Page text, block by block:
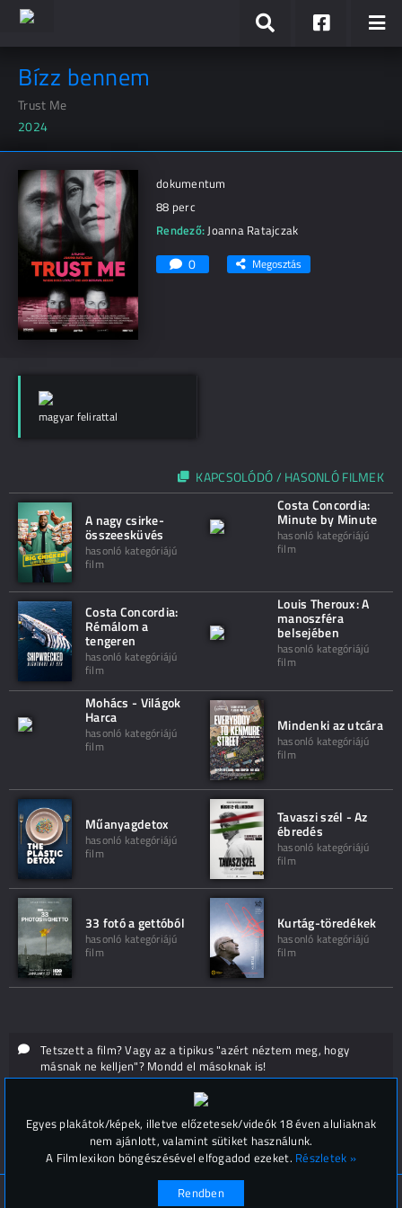
Bízz bennem
Trust Me
2024
dokumentum
88 perc
Rendező:Joanna Ratajczak
0 Megosztás
magyar felirattal
KAPCSOLÓDÓ / HASONLÓ FILMEK
A nagy csirke-
összeesküvés
hasonló kategóriájú
film
Costa Concordia:
Minute by Minute
hasonló kategóriájú
film
Costa Concordia:
Rémálom a
tengeren
hasonló kategóriájú
film
Louis Theroux: A
manoszféra
belsejében
hasonló kategóriájú
film
Mohács - Világok
Harca
hasonló kategóriájú
film
Mindenki az utcára
hasonló kategóriájú
film
Műanyagdetox
hasonló kategóriájú
film
Tavaszi szél - Az
ébredés
hasonló kategóriájú
film
33 fotó a gettóból
hasonló kategóriájú
film
Kurtág-töredékek
hasonló kategóriájú
film
Tetszett a film? Vagy az a tipikus "azért néztem meg, hogy
másnak ne kelljen"? Mondd el másoknak is!
Hozzászólások (
© Filmlexikon 2019-2026
Kapcsolat, impresszum
Egyes plakátok/képek, illetve előzetesek/videók 18 éven aluliaknak
nem ajánlott, valamint sütiket használunk.
A Filmlexikon böngészésével elfogadod ezeket. Részletek »
Rendben